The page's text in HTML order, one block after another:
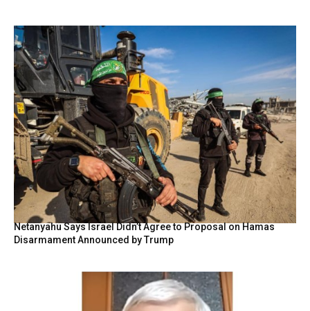
Netanyahu Says Israel Didn’t Agree to Proposal on Hamas
Disarmament Announced by Trump